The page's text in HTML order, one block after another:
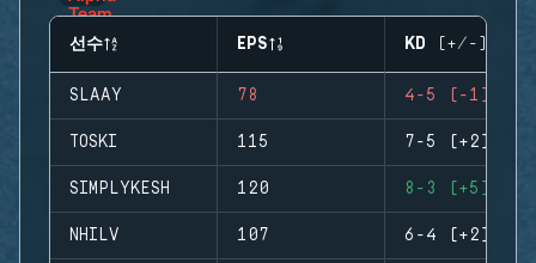
선수 EPS KD (+/-)
SLAAY 78 4-5 (-1)
TOSKI 115 7-5 (+2)
SIMPLYKESH 120 8-3 (+5)
NHILV 107 6-4 (+2)